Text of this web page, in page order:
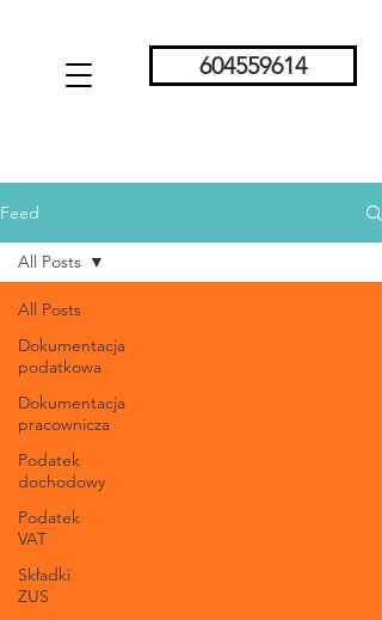
604559614
Feed
All Posts
Dokumentacja
podatkowa
Dokumentacja
pracownicza
Podatek
dochodowy
Podatek
VAT
Składki
ZUS
All Posts